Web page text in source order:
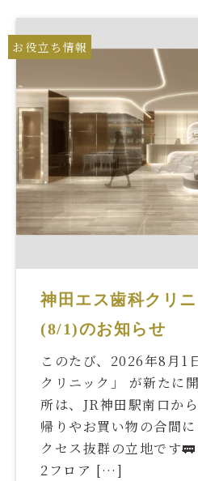
神田エス歯科クリ
(8/1)のお知らせ
このたび、2026年8月1
クリニック」 が新たに
所は、JR神田駅南口か
帰りやお買い物の合間
クセス抜群の立地です
2フロア […]
お役立ち情報